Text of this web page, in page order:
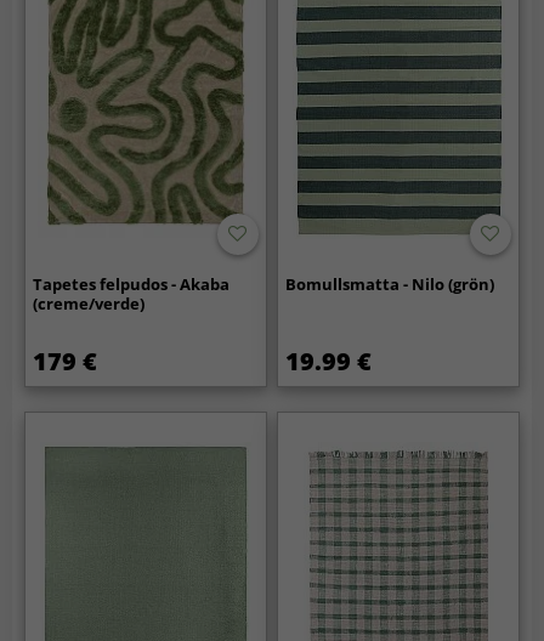
Tapetes felpudos - Akaba
(creme/verde)
179 €
Bomullsmatta - Nilo (grön)
19.99 €